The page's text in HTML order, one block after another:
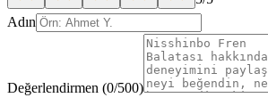
Adın
Değerlendirmen (0/500)